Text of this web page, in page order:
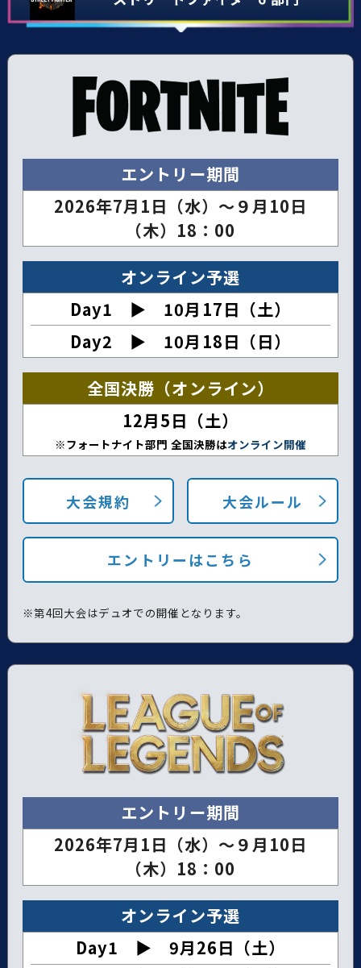
エントリー期間
2026年7月1日（水）～９月10日
（木）18：00
オンライン予選
Day1 ▶︎ 10月17日（土）
Day2 ▶︎ 10月18日（日）
全国決勝（オンライン）
12月5日（土）
※フォートナイト部門 全国決勝はオンライン開催
大会規約 大会ルール
エントリーはこちら
※第4回大会はデュオでの開催となります。
エントリー期間
2026年7月1日（水）～９月10日
（木）18：00
オンライン予選
Day1 ▶︎ 9月26日（土）